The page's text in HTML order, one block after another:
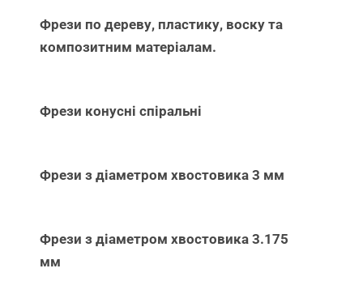
Фрези по дереву, пластику, воску та
композитним матеріалам.
Фрези конусні спіральні
Фрези з діаметром хвостовика 3 мм
Фрези з діаметром хвостовика 3.175
мм